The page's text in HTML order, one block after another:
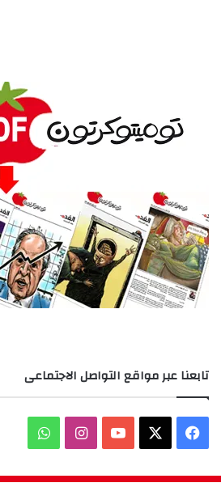
تابعنا عبر مواقع التواصل الاجتماعى
فيسبوك ‫YouTubeانستقرامواتساب